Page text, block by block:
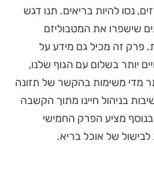
נסו להיות בריאים. תנו דגש
שישפרו את המטבוליזם
פרק זה מכיל גם מידע על
יותר בשלום עם הגוף שלנו,
מדי משימות בהקשר של תזונה
בניהול חיינו מתוך הקשבה
בנוסף מציע הפרק החמישי
לבישול של אוכל בריא.